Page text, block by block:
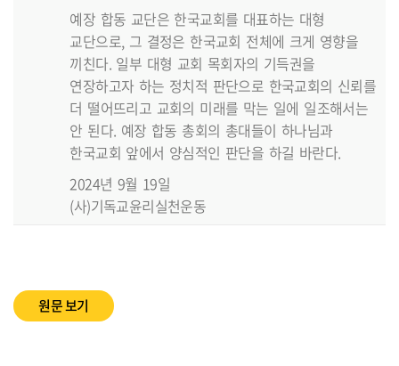
예장 합동 교단은 한국교회를 대표하는 대형
교단으로, 그 결정은 한국교회 전체에 크게 영향을
끼친다. 일부 대형 교회 목회자의 기득권을
연장하고자 하는 정치적 판단으로 한국교회의 신뢰를
더 떨어뜨리고 교회의 미래를 막는 일에 일조해서는
안 된다. 예장 합동 총회의 총대들이 하나님과
한국교회 앞에서 양심적인 판단을 하길 바란다.
2024년 9월 19일
(사)기독교윤리실천운동
원문 보기